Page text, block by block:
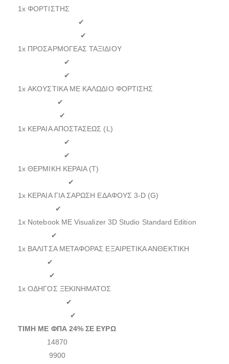
1x ΦΟΡΤΙΣΤΗΣ
✔
✔
1x ΠΡΟΣΑΡΜΟΓΕΑΣ ΤΑΞΙΔΙΟΥ
✔
✔
1x ΑΚΟΥΣΤΙΚΑ ΜΕ ΚΑΛΩΔΙΟ ΦΟΡΤΙΣΗΣ
✔
✔
1x ΚΕΡΑΙΑ ΑΠΟΣΤΑΣΕΩΣ (L)
✔
✔
1x ΘΕΡΜΙΚΗ ΚΕΡΑΙΑ (T)
✔
1x ΚΕΡΑΙΑ ΓΙΑ ΣΑΡΩΣΗ ΕΔΑΦΟΥΣ 3-D (G)
✔
1x Notebook ME Visualizer 3D Studio Standard Edition
✔
1x ΒΑΛΙΤΣΑ ΜΕΤΑΦΟΡΑΣ ΕΞΑΙΡΕΤΙΚΑ ΑΝΘΕΚΤΙΚΗ
✔
✔
1x ΟΔΗΓΟΣ ΞΕΚΙΝΗΜΑΤΟΣ
✔
✔
ΤΙΜΗ ΜΕ ΦΠΑ 24% ΣΕ ΕΥΡΩ
14870
9900